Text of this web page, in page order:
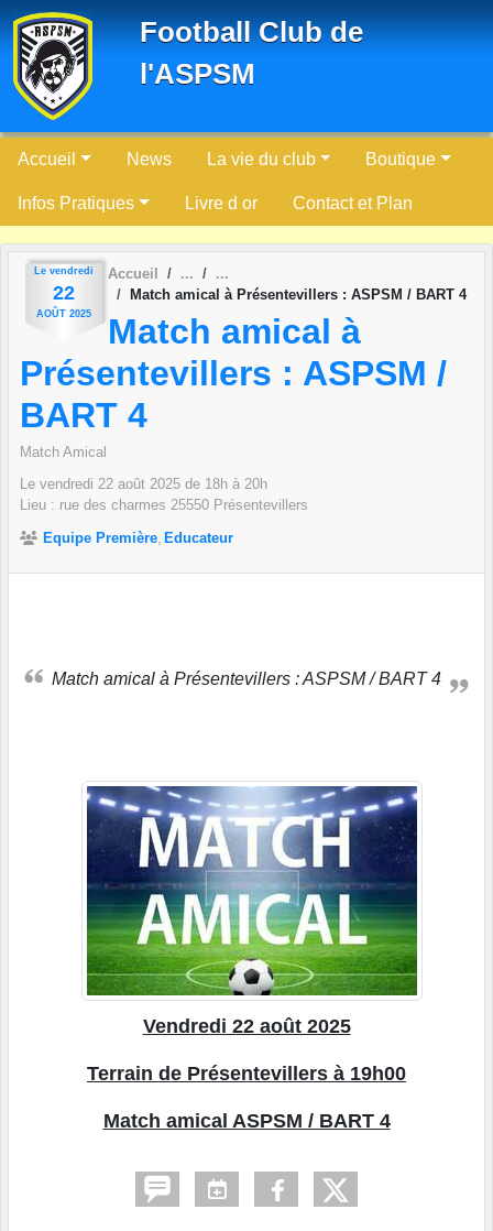
Football Club de
l'ASPSM
Accueil News La vie du club Boutique
Infos Pratiques Livre d or Contact et Plan
Le vendredi
22
AOÛT 2025
Accueil
Match amical à Présentevillers : ASPSM / BART 4
Match amical à
Présentevillers : ASPSM /
BART 4
Match Amical
Le vendredi 22 août 2025 de 18h à 20h
Lieu : rue des charmes 25550 Présentevillers
Equipe Première Educateur
Match amical à Présentevillers : ASPSM / BART 4
Vendredi 22 août 2025
Terrain de Présentevillers à 19h00
Match amical ASPSM / BART 4
Panneau de gestion des cookies